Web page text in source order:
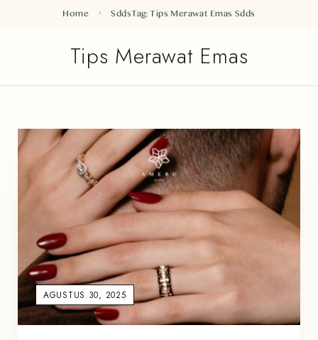
Home Sdds Tag: Tips Merawat Emas Sdds
Tips Merawat Emas
AGUSTUS 30, 2025